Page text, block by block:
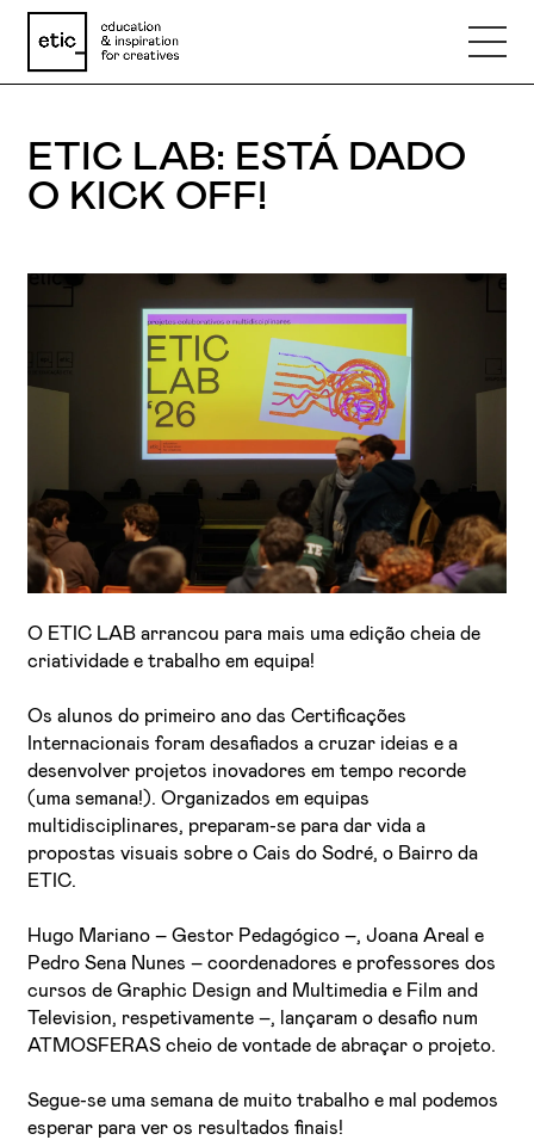
Nome
Mensagem
Li e aceito a Política de Privacidade
ETIC LAB: ESTÁ DADO
O KICK OFF!
O ETIC LAB arrancou para mais uma edição cheia de
criatividade e trabalho em equipa!
Os alunos do primeiro ano das Certificações
Internacionais foram desafiados a cruzar ideias e a
desenvolver projetos inovadores em tempo recorde
(uma semana!). Organizados em equipas
multidisciplinares, preparam-se para dar vida a
propostas visuais sobre o Cais do Sodré, o Bairro da
ETIC.
Hugo Mariano – Gestor Pedagógico –, Joana Areal e
Pedro Sena Nunes – coordenadores e professores dos
cursos de Graphic Design and Multimedia e Film and
Television, respetivamente –, lançaram o desafio num
ATMOSFERAS cheio de vontade de abraçar o projeto.
Segue-se uma semana de muito trabalho e mal podemos
esperar para ver os resultados finais!